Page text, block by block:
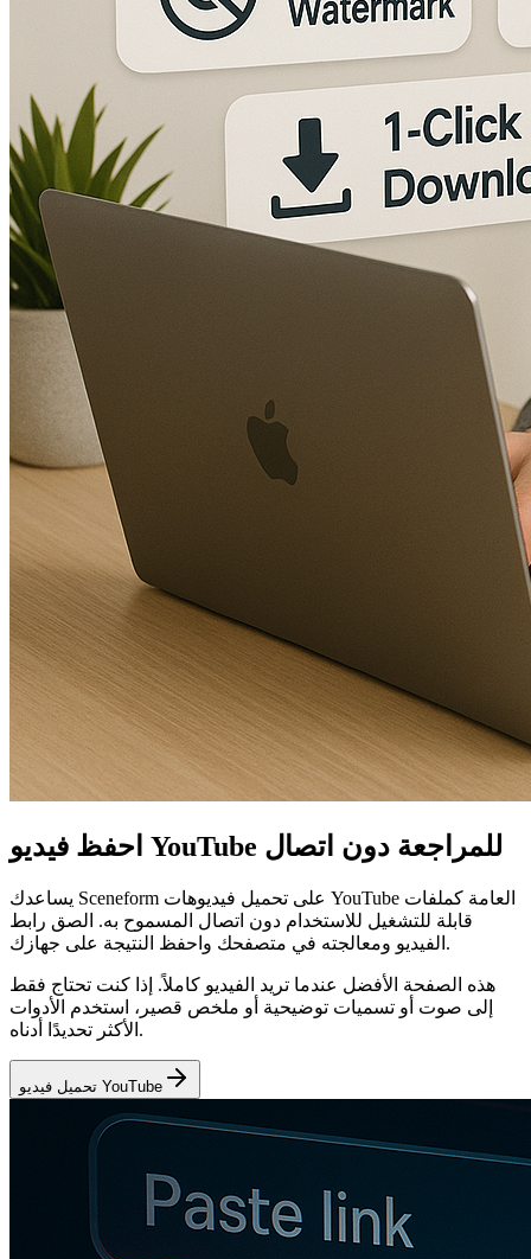
احفظ فيديو YouTube للمراجعة دون اتصال
يساعدك Sceneform على تحميل فيديوهات YouTube العامة كملفات
قابلة للتشغيل للاستخدام دون اتصال المسموح به. الصق رابط
الفيديو ومعالجته في متصفحك واحفظ النتيجة على جهازك.
هذه الصفحة الأفضل عندما تريد الفيديو كاملاً. إذا كنت تحتاج فقط
إلى صوت أو تسميات توضيحية أو ملخص قصير، استخدم الأدوات
الأكثر تحديدًا أدناه.
تحميل فيديو YouTube